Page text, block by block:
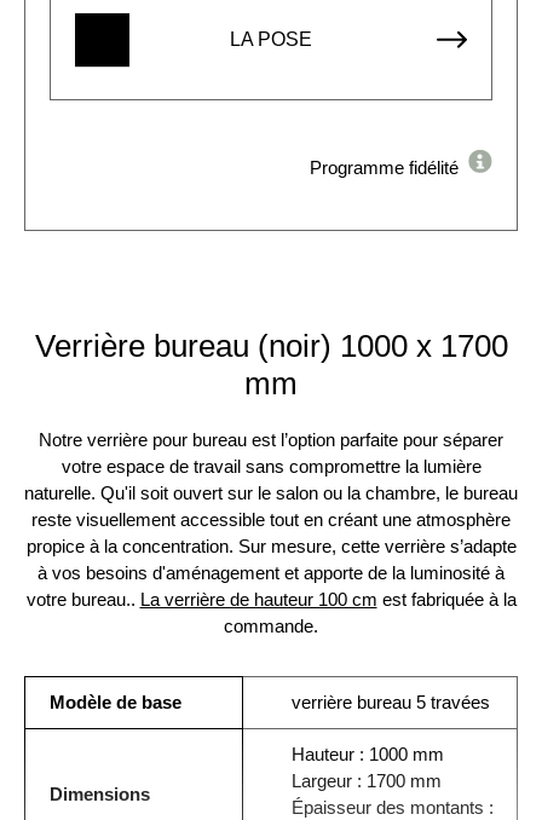
LA POSE
Programme fidélité
Verrière bureau (noir) 1000 x 1700
mm
Notre verrière pour bureau est l’option parfaite pour séparer
votre espace de travail sans compromettre la lumière
naturelle. Qu'il soit ouvert sur le salon ou la chambre, le bureau
reste visuellement accessible tout en créant une atmosphère
propice à la concentration. Sur mesure, cette verrière s’adapte
à vos besoins d'aménagement et apporte de la luminosité à
votre bureau.. La verrière de hauteur 100 cm est fabriquée à la
commande.
Modèle de base verrière bureau 5 travées
Dimensions
Hauteur : 1000 mm
Largeur : 1700 mm
Épaisseur des montants :